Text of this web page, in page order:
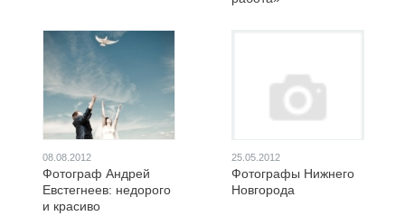
08.08.2012
Фотограф Андрей
Евстегнеев: недорого
и красиво
25.05.2012
Фотографы Нижнего
Новгорода